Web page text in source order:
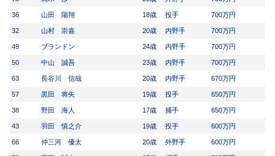
36 山田 陽翔 18歳 投手 700万円
32 山村 崇嘉 20歳 内野手 700万円
49 ブランドン 24歳 内野手 700万円
50 中山 誠吾 23歳 内野手 700万円
63 長谷川 信哉 20歳 内野手 670万円
57 黒田 将矢 19歳 投手 650万円
38 野田 海人 17歳 捕手 650万円
43 羽田 慎之介 19歳 投手 600万円
66 仲三河 優太 20歳 外野手 600万円